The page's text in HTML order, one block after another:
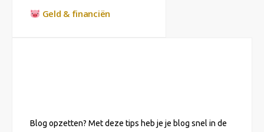
Geld & financiën
Blog opzetten? Met deze tips heb je je blog snel in de